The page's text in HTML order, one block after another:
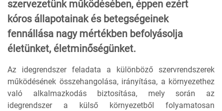
szervezetünk működésében, éppen ezért
kóros állapotainak és betegségeinek
fennállása nagy mértékben befolyásolja
életünket, életminőségünket.
Az idegrendszer feladata a különböző szervrendszerek
működésének összehangolása, irányítása, a környezethez
való alkalmazkodás biztosítása, mely során az
idegrendszer a külső környezetből folyamatosan